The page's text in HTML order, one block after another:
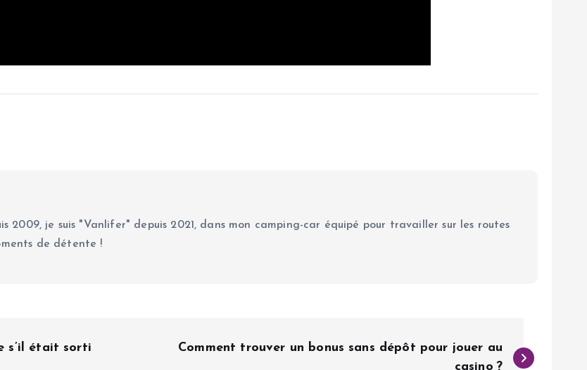
2009, je suis "Vanlifer" depuis 2021, dans mon camping-car équipé pour travailler sur les routes
de détente !
s’il était sorti
Comment trouver un bonus sans dépôt pour jouer au
casino ?